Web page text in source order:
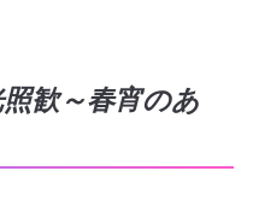
歓～春宵のあ